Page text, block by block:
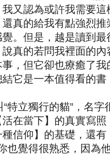
又認為或許我需要
真的給我有點強烈
。但是，越是讀到
真的若問我裡面的
，但它卻也療癒了
它是一本值得看的
特立獨行的貓”，名
在當下】的真實寫
種信仰】的基礎，還
也覺得很熟悉，因為